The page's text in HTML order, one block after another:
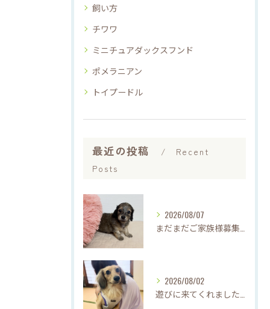
飼い方
チワワ
ミニチュアダックスフンド
ポメラニアン
トイプードル
最近の投稿
Recent
Posts
2026/08/07
2026/08/02